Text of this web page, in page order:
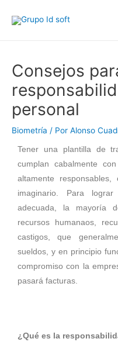
Consejos
personal
Biometría / Por Alonso
Tener una plantilla de
cumplan cabalmente
altamente
imaginario. Para lograr
adecuada, la mayoría
recursos humanaos,
castigos, que
sueldos, y en principio
compromiso con la
pasará facturas.
¿Qué es la